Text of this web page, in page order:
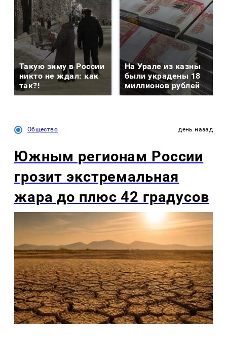
Такую зиму в России
никто не ждал: как
так?!
На Урале из казны
были украдены 18
миллионов рублей
Общество день назад
Южным регионам России
грозит экстремальная
жара до плюс 42 градусов